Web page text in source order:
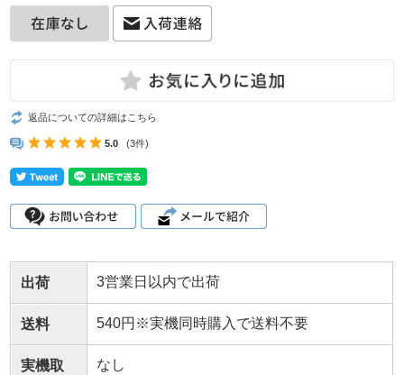
返品についての詳細はこちら
5.0 (3件)
出荷 3営業日以内で出荷
送料 540円※実機同時購入で送料不要
実機取
なし